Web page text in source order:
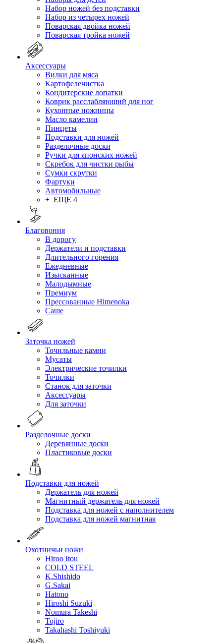
Набор ножей без подставки
Набор из четырех ножей
Поварская двойка ножей
Поварская тройка ножей
Аксессуары
Вилки для мяса
Картофелечистка
Кондитерские лопатки
Коврик расслабляющий для ног
Кухонные ножницы
Масло камелии
Пинцеты
Подставки для ножей
Разделочные доски
Ручки для японских ножей
Скребок для чистки рыбы
Сумки скрутки
Фартуки
Автомобильные
+ ЕЩЕ 4
Благовония
В дорогу
Держатели и подставки
Длительного горения
Ежедневные
Изысканные
Малодымные
Премиум
Прессованные Himenoka
Саше
Заточка ножей
Точильные камни
Мусаты
Электрические точилки
Точилки
Станок для заточки
Аксессуары
Для заточки
Разделочные доски
Деревянные доски
Пластиковые доски
Подставки для ножей
Держатель для ножей
Магнитный держатель для ножей
Подставка для ножей с наполнителем
Подставка для ножей магнитная
Охотничьи ножи
Hiroo Itou
COLD STEEL
K.Shishido
G.Sakai
Hatono
Hiroshi Suzuki
Nomura Takeshi
Tojiro
Takahashi Toshiyuki